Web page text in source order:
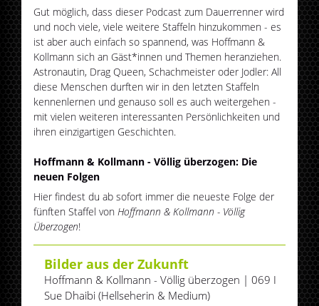
Gut möglich, dass dieser Podcast zum Dauerrenner wird
und noch viele, viele weitere Staffeln hinzukommen - es
ist aber auch einfach so spannend, was Hoffmann &
Kollmann sich an Gäst*innen und Themen heranziehen.
Astronautin, Drag Queen, Schachmeister oder Jodler: All
diese Menschen durften wir in den letzten Staffeln
kennenlernen und genauso soll es auch weitergehen -
mit vielen weiteren interessanten Persönlichkeiten und
ihren einzigartigen Geschichten.
Hoffmann & Kollmann - Völlig überzogen: Die
neuen Folgen
Hier findest du ab sofort immer die neueste Folge der
fünften Staffel vonHoffmann & Kollmann - Völlig
Überzogen!
Bilder aus der Zukunft
Hoffmann & Kollmann - Völlig überzogen | 069 I
Sue Dhaibi (Hellseherin & Medium)